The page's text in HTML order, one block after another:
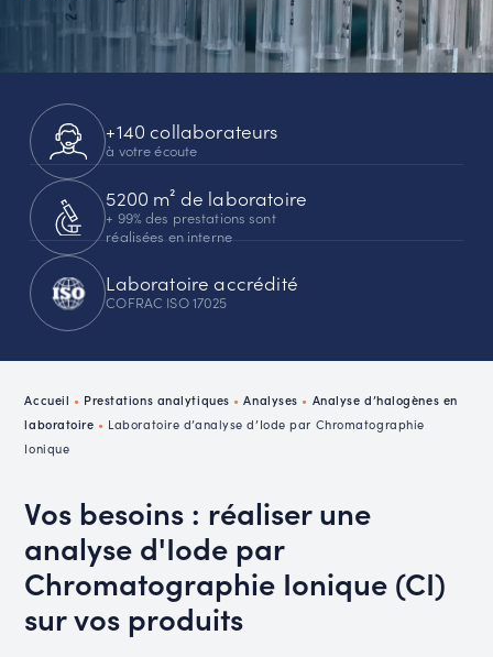
+140 collaborateurs
à votre écoute
5200 m² de laboratoire
+ 99% des prestations sont
réalisées en interne
Laboratoire accrédité
COFRAC ISO 17025
Accueil • Prestations analytiques •Analyses • Analyse d’halogènes en
laboratoire • Laboratoire d’analyse d’Iode par Chromatographie
Ionique
Vos besoins : réaliser une
analyse d'Iode par
Chromatographie Ionique (CI)
sur vos produits